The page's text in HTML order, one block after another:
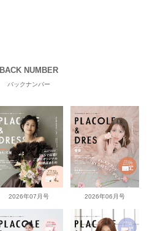
BACK NUMBER
バックナンバー
2026年07月号 2026年06月号